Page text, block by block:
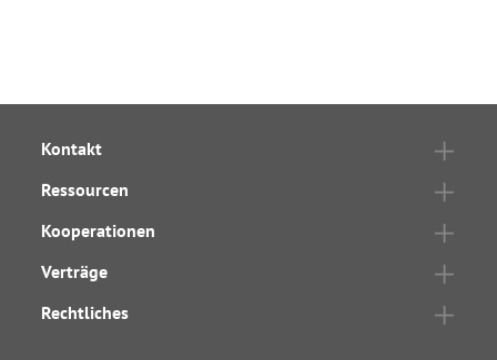
Kontakt
Ressourcen
Kooperationen
Verträge
Rechtliches